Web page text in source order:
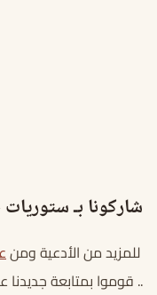
شاركونا بـ
للمزيد من الأدعية ومن
.. قوموا بمتابعة جديدنا